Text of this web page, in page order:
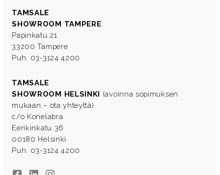
TAMSALE
SHOWROOM TAMPERE
Papinkatu 21
33200 Tampere
Puh. 03-3124 4200
TAMSALE
SHOWROOM HELSINKI (avoinna sopimuksen
mukaan – ota yhteyttä)
c/o Konelabra
Eerikinkatu 36
00180 Helsinki
Puh. 03-3124 4200